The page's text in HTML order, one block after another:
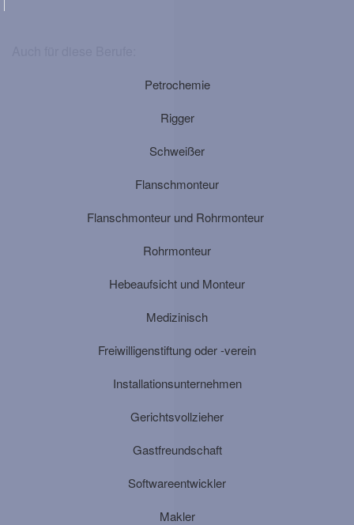
Petrochemie
Rigger
Schweißer
Flanschmonteur
Flanschmonteur und Rohrmonteur
Rohrmonteur
Hebeaufsicht und Monteur
Medizinisch
Freiwilligenstiftung oder -verein
Installationsunternehmen
Gerichtsvollzieher
Gastfreundschaft
Softwareentwickler
Makler